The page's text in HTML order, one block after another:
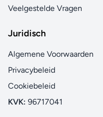
Veelgestelde Vragen
Juridisch
Algemene Voorwaarden
Privacybeleid
Cookiebeleid
KVK: 96717041